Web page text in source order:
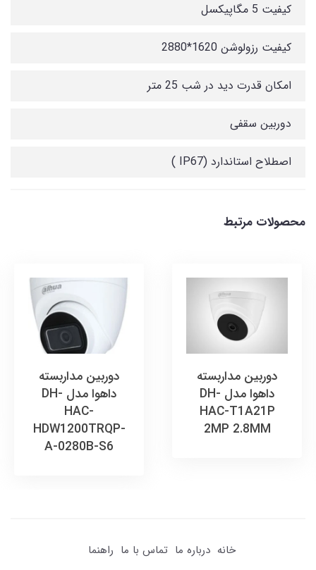
کیفیت 5 مگاپیکسل
کیفیت رزولوشن 1620*2880
امکان قدرت دید در شب 25 متر
دوربین سقفی
اصطلاح استاندارد (IP67 )
محصولات مرتبط
دوربین مداربسته
داهوا مدل DH-
HAC-T1A21P
2MP 2.8MM
دوربین مداربسته
داهوا مدل DH-
HAC-
HDW1200TRQP-
A-0280B-S6
خانه درباره ما تماس با ما راهنما